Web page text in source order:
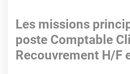
Les missions
poste Comptable
Recouvrement H/F